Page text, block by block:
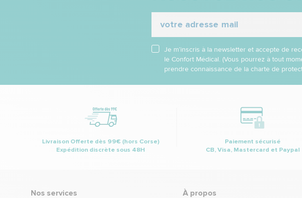
Je m’inscris à la newsletter et accepte de
le Confort Médical. (Vous pourrez à tout
prendre connaissance de la charte de
Livraison Offerte dès 99€ (hors Corse)
Expédition discrète sous 48H
Paiement sécurisé
CB, Visa, Mastercard et Paypal
Nos services À propos